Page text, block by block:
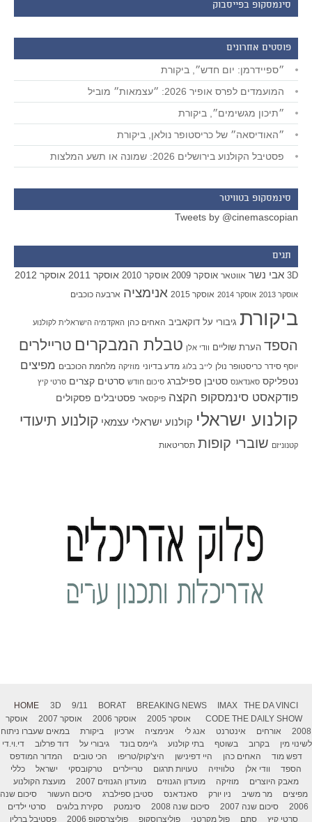
סינמסקופ בפייסבוק
פוסטים אחרונים
״ספיידרמן: יום חדש״, ביקורת
המועמדים לפרס אופיר 2026: ״עצמאות״ מוביל
״תיכון מגשימים״, ביקורת
״האודיסאה״ של כריסטופר נולאן, ביקורת
פסטיבל הקולנוע בירושלים 2026: שמונה או תשע המלצות
סינמסקופ בטוויטר
Tweets by @cinemascopian
תגים
3D אבי נשר אווטאר אוסקר 2009 אוסקר 2010 אוסקר 2011 אוסקר 2012
אוסקר 2013 אוסקר 2014 אוסקר 2015 אנימציה ארבעה כוכבים
ביקורת גיבורי על דוקאביב האחים כהן האקדמיה הישראלית לקולנוע
הספד הערת שוליים וודי אלן טבלת המבקרים טריילרים
יוסף סידר כריסטופר נולן לייב בלוג מדע בדיוני מוזיקה מלחמת הכוכבים מפיצים
נטפליקס סאנדאנס סטיבן ספילברג סיכום חודש סרטים קצרים סרטי קיץ
פודקאסט סינמסקופ הקצה פיקסאר פסטיבלים פסקולים
קולנוע ישראלי קולנוע ישראלי עצמאי קולנוע תיעודי
קטנוניזם שוברי קופות תסריטאות
HOME 3D 9/11 BORAT BREAKING NEWS IMAX
THE DA VINCI
CODE THE DAILY SHOW אוסקר 2005 אוסקר 2006 אוסקר 2007
אוסקר
2008
אורחים אינטרנט אנג לי אנימציה ארכיון ביקורת
במאים שעברו ניתוח
לשינוי מין
בקרוב בשוטף בתי קולנוע ג'יימס בונד גיבורי על דוד פרלוב
די.וי.די
דפש מוד
האחים כהן היי דפינישן היצ'קוק/טריפו הכי טובים
המדור המודפס
הספד
וודי אלן טלוויזיה טעויות תרגום טריילרים טרקובסקי ישראל
כללי
מאבק היוצרים
מוזיקה מועדון הגנוזים מועדון הגנוזים 2007
מועצת הקולנוע
מפיצים
מר משיב ניו יורק סאנדאנס סטיבן ספילברג סיכום העשור
סיכום שנה
2006
סיכום שנה 2007 סיכום שנה 2008 סינמטק סקירת בלוגים
סרטי ילדים
סרטי קיץ
סתם פול מקרטני פוליצרוסקופ פוליצרסקופ 2006 פסטיבל ברלין